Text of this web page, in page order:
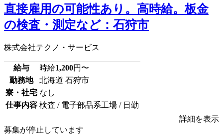
直接雇用の可能性あり。高時給。板金
の検査・測定など：石狩市
株式会社テクノ・サービス
給与 時給1,200円〜
勤務地
北海道 石狩市
寮・社宅 なし
仕事内容 検査 / 電子部品系工場 / 日勤
詳細を表示
募集が停止しています